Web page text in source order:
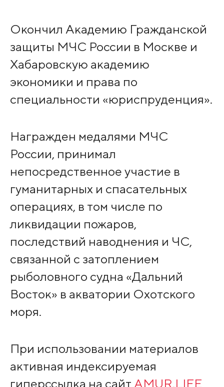
Окончил Академию Гражданской
защиты МЧС России в Москве и
Хабаровскую академию
экономики и права по
специальности «юриспруденция».
Награжден медалями МЧС
России, принимал
непосредственное участие в
гуманитарных и спасательных
операциях, в том числе по
ликвидации пожаров,
последствий наводнения и ЧС,
связанной с затоплением
рыболовного судна «Дальний
Восток» в акватории Охотского
моря.
При использовании материалов
активная индексируемая
гиперссылка на сайт AMUR.LIFE